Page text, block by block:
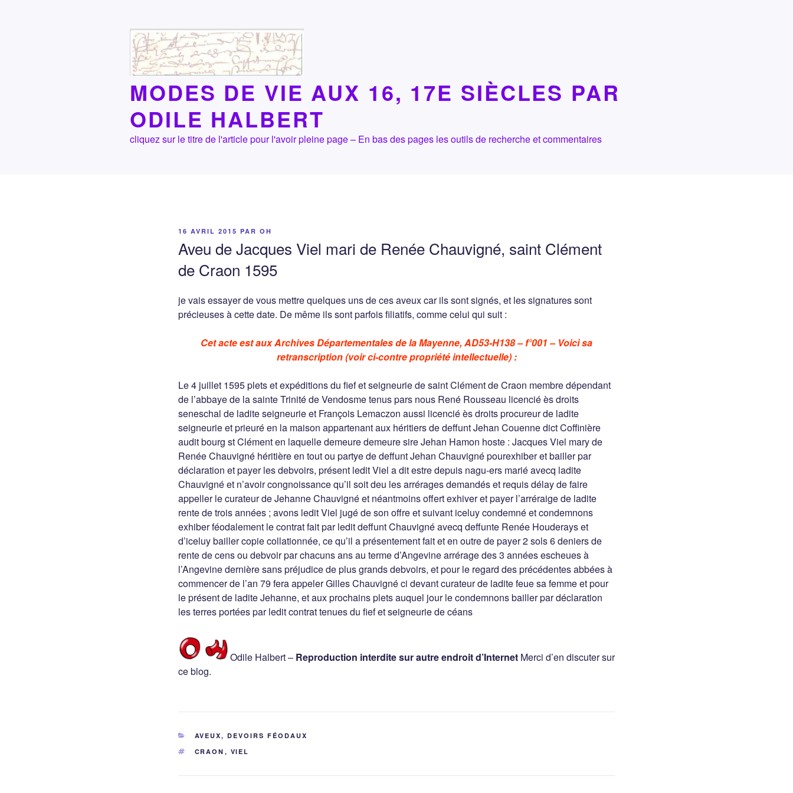
MODES DE VIE AUX 16, 17E SIÈCLES PAR
ODILE HALBERT
cliquez sur le titre de l'article pour l'avoir pleine page – En bas des pages les outils de recherche et commentaires
PUBLIÉ
16 AVRIL 2015 PAR OH
Aveu de Jacques Viel mari de Renée Chauvigné, saint Clément
de Craon 1595
je vais essayer de vous mettre quelques uns de ces aveux car ils sont signés, et les signatures sont
précieuses à cette date. De même ils sont parfois filiatifs, comme celui qui suit :
Cet acte est aux Archives Départementales de la Mayenne, AD53-H138 – f°001 – Voici sa
retranscription (voir ci-contre propriété intellectuelle) :
Le 4 juillet 1595 plets et expéditions du fief et seigneurie de saint Clément de Craon membre dépendant
de l’abbaye de la sainte Trinité de Vendosme tenus pars nous René Rousseau licencié ès droits
seneschal de ladite seigneurie et François Lemaczon aussi licencié ès droits procureur de ladite
seigneurie et prieuré en la maison appartenant aux héritiers de deffunt Jehan Couenne dict Coffinière
audit bourg st Clément en laquelle demeure demeure sire Jehan Hamon hoste : Jacques Viel mary de
Renée Chauvigné héritière en tout ou partye de deffunt Jehan Chauvigné pourexhiber et bailler par
déclaration et payer les debvoirs, présent ledit Viel a dit estre depuis nagu-ers marié avecq ladite
Chauvigné et n’avoir congnoissance qu’il soit deu les arrérages demandés et requis délay de faire
appeller le curateur de Jehanne Chauvigné et néantmoins offert exhiver et payer l’arréraige de ladite
rente de trois années ; avons ledit Viel jugé de son offre et suivant iceluy condemné et condemnons
exhiber féodalement le contrat fait par ledit deffunt Chauvigné avecq deffunte Renée Houderays et
d’iceluy bailler copie collationnée, ce qu’il a présentement fait et en outre de payer 2 sols 6 deniers de
rente de cens ou debvoir par chacuns ans au terme d’Angevine arrérage des 3 années escheues à
l’Angevine dernière sans préjudice de plus grands debvoirs, et pour le regard des précédentes abbées à
commencer de l’an 79 fera appeler Gilles Chauvigné ci devant curateur de ladite feue sa femme et pour
le présent de ladite Jehanne, et aux prochains plets auquel jour le condemnons bailler par déclaration
les terres portées par ledit contrat tenues du fief et seigneurie de céans
Odile Halbert – Reproduction interdite sur autre endroit d’Internet Merci d’en discuter sur
ce blog.
CATÉGORIES
AVEUX, DEVOIRS FÉODAUX
ÉTIQUETTES
CRAON , VIEL